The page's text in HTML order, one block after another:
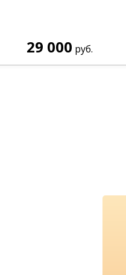
29 000 руб.